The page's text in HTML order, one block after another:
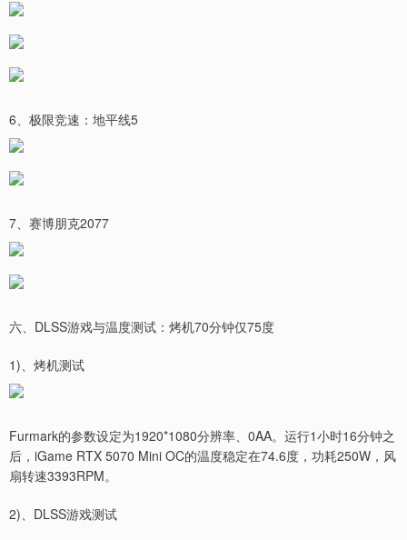
6、极限竞速：地平线5
7、赛博朋克2077
六、DLSS游戏与温度测试：烤机70分钟仅75度
1)、烤机测试
Furmark的参数设定为1920*1080分辨率、0AA。运行1小时16分钟之
后，iGame RTX 5070 Mini OC的温度稳定在74.6度，功耗250W，风
扇转速3393RPM。
2)、DLSS游戏测试